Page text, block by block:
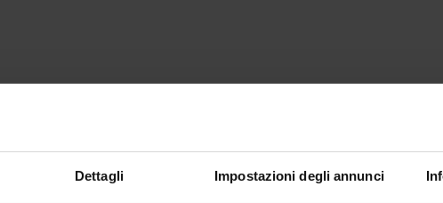
Dettagli Impostazioni degli annunci